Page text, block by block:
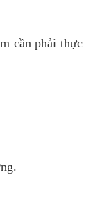
cần phải thực